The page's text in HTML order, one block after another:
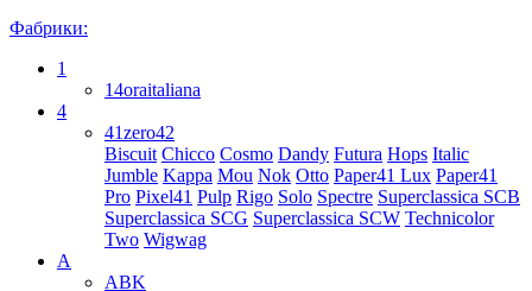
Фабрики:
1
14oraitaliana
4
41zero42
Biscuit Chicco Cosmo Dandy Futura Hops Italic
Jumble Kappa Mou Nok Otto Paper41 Lux Paper41
Pro Pixel41 Pulp Rigo Solo Spectre Superclassica SCB
Superclassica SCG Superclassica SCW Technicolor
Two Wigwag
A
ABK